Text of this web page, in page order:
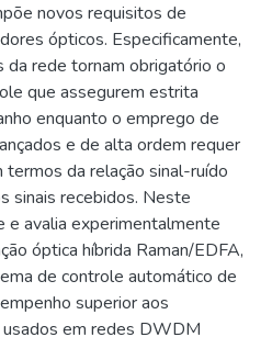
novos requisitos de
ópticos. Especificamente,
da rede tornam obrigatório o
que assegurem estrita
enquanto o emprego de
e de alta ordem requer
da relação sinal-ruído
sinais recebidos. Neste
avalia experimentalmente
óptica híbrida Raman/EDFA,
de controle automático de
superior aos
em redes DWDM